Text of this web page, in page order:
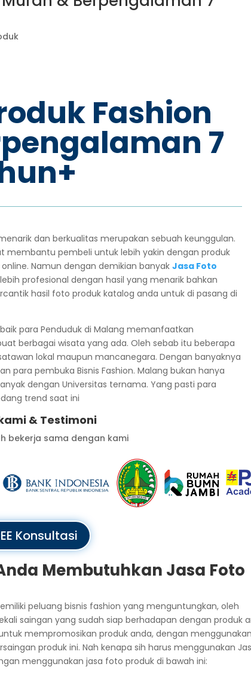
Fashion
7
dan berkualitas merupakan sebuah keunggulan.
membantu pembeli untuk lebih yakin dengan produk
Namun dengan demikian banyakJasa Foto
profesional dengan hasil yang menarik bahkan
hasil foto produk katalog anda untuk di pasang di
para Penduduk di Malang memanfaatkan
berbagai wisata yang ada. Oleh sebab itu beberapa
lokal maupun mancanegara. Dengan banyaknya
para pembuka Bisnis Fashion. Malang bukan hanya
dengan Universitas ternama. Yang pasti para
trend saat ini
& Testimoni
bekerja sama dengan kami
Konsultasi
Membutuhkan Jasa Foto
peluang bisnis fashion yang menguntungkan, oleh
saingan yang sudah siap berhadapan dengan produk
mempromosikan produk anda, dengan menggunakan
produk ini. Nah kenapa sih harus menggunakan
menggunakan jasa foto produk di bawah ini: